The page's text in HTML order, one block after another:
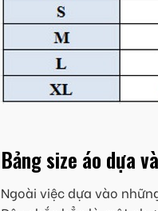
Bảng size áo dựa
Ngoài việc dựa vào